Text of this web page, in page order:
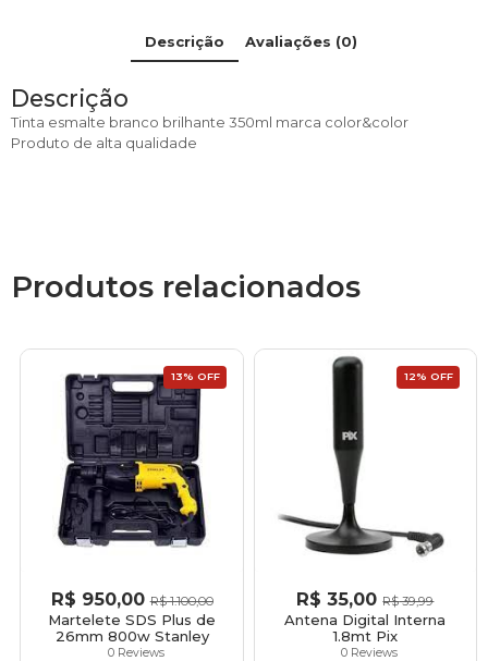
Descrição Avaliações (0)
Descrição
Tinta esmalte branco brilhante 350ml marca color&color
Produto de alta qualidade
Produtos relacionados
13% OFF
R$ 950,00 R$1.100,00
Martelete SDS Plus de
26mm 800w Stanley
0 Reviews
12% OFF
R$ 35,00 R$39,99
Antena Digital Interna
1.8mt Pix
0 Reviews